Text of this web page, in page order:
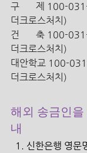
구       제 100-
더크로스처치)
건       축 100-
더크로스처치)
대안학교 100-
더크로스처치)
해외 송금인
내
1. 신한은행